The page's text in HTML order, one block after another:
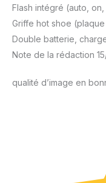
Flash intégré (auto,
Griffe hot shoe
Double batterie,
Note de la rédaction
qualité d’image en